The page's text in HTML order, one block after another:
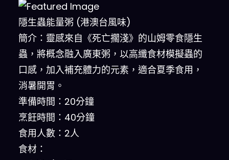
隱生蟲能量粥 (港澳台風味)
簡介：靈感來自《死亡擱淺》的山姆零食隱生
蟲，將概念融入廣東粥，以高纖食材模擬蟲的
口感，加入補充體力的元素，適合夏季食用，
消暑開胃。
準備時間：20分鐘
烹飪時間：40分鐘
食用人數：2人
食材：